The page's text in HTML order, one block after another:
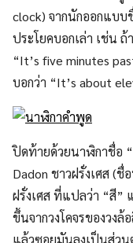
clock) จากนักออกแบบ
ประโยคบอกเล่า เช่น ถ้
“It’s five minutes
บอกว่า “It’s about
ปิดท้ายด้วยนาฬิกาชื่อ
Dadon ชาวฝรั่งเศส (
ฝรั่งเศส ที่แปลว่า “สี”
ขึ้นจากวงโคจรของวง
แล้วซอยมันลงเป็นส่ว